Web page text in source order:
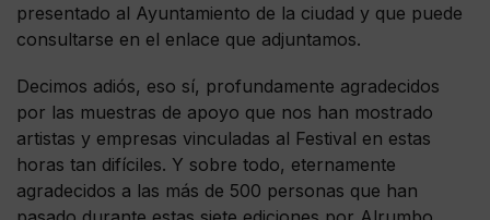
presentado al Ayuntamiento de la ciudad y que puede
consultarse en el enlace que adjuntamos.
Decimos adiós, eso sí, profundamente agradecidos
por las muestras de apoyo que nos han mostrado
artistas y empresas vinculadas al Festival en estas
horas tan difíciles. Y sobre todo, eternamente
agradecidos a las más de 500 personas que han